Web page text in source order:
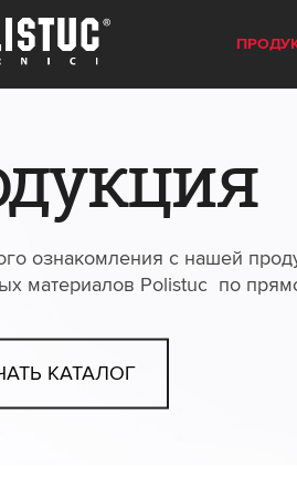
ознакомления с нашей
материалов Polistuc по
КАТАЛОГ